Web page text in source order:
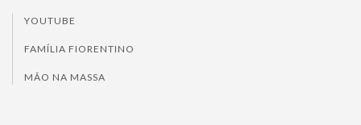
YOUTUBE
FAMÍLIA FIORENTINO
MÃO NA MASSA